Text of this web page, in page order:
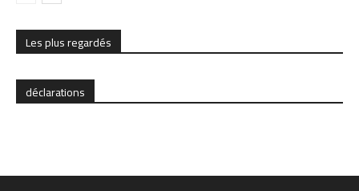
Les plus regardés
déclarations